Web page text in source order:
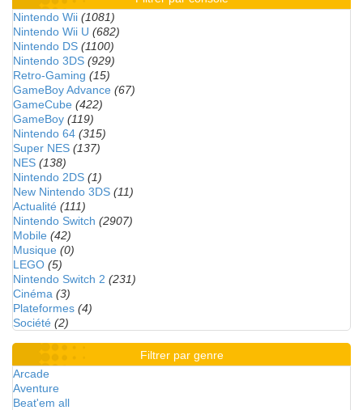
Nintendo Wii (1081)
Nintendo Wii U (682)
Nintendo DS (1100)
Nintendo 3DS (929)
Retro-Gaming (15)
GameBoy Advance (67)
GameCube (422)
GameBoy (119)
Nintendo 64 (315)
Super NES (137)
NES (138)
Nintendo 2DS (1)
New Nintendo 3DS (11)
Actualité (111)
Nintendo Switch (2907)
Mobile (42)
Musique (0)
LEGO (5)
Nintendo Switch 2 (231)
Cinéma (3)
Plateformes (4)
Société (2)
Filtrer par genre
Arcade
Aventure
Beat'em all